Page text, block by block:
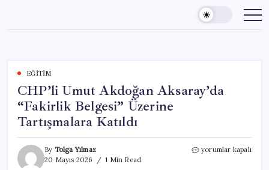
content
EĞITIM
CHP’li Umut Akdoğan Aksaray’da
“Fakirlik Belgesi” Üzerine
Tartışmalara Katıldı
By Tolga Yılmaz
20 Mayıs 2026
1 Min Read
CHP’li
yorumlar kapalı